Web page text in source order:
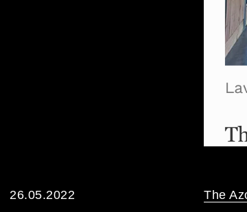
26.05.2022 The